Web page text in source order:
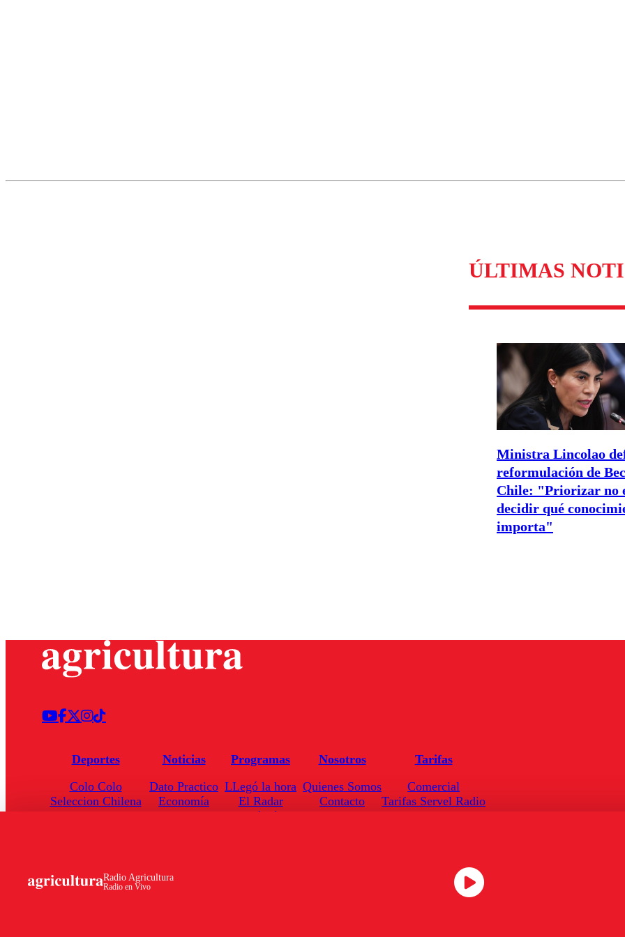
ÚLTIMAS
Ministra Lincolao
reformulación de
Chile: "Priorizar no
decidir qué
importa"
Radio Agricultura
Radio en Vivo
Deportes
Colo Colo
Seleccion Chilena
Noticias
Dato Practico
Economía
Programas
LLegó la hora
El Radar
Enfoqué Público
Nosotros
Quienes Somos
Contacto
Tarifas
Comercial
Tarifas Servel Radio